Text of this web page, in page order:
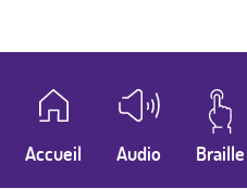
Accueil Audio Braille